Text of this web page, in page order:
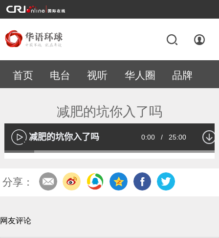
首页 电台 视听 华人圈 品牌
减肥的坑你入了吗
播
放
减肥的坑你入了吗 Current
0:00 / Duration
25:00
Loaded:
分享：
网友评论